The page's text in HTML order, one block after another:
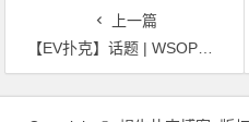
赵洪军分别登顶小组CL，多场
混合游戏持续开启助你摘冠！
上一篇
【EV扑克】话题 | WSOP主赛税务揭秘：冠军缴税近400万，免税玩家笑到最后
文